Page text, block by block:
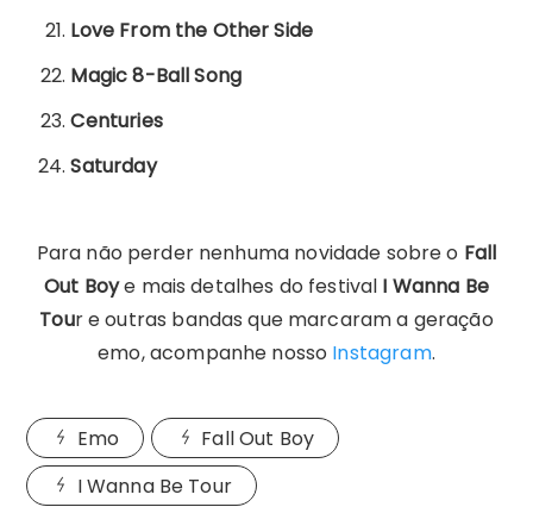
Love From the Other Side
Magic 8-Ball Song
Centuries
Saturday
Para não perder nenhuma novidade sobre o Fall
Out Boye mais detalhes do festival I Wanna Be
Tour e outras bandas que marcaram a geração
emo, acompanhe nosso Instagram.
Emo
Fall Out Boy
I Wanna Be Tour